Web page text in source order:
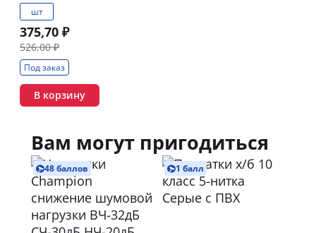
шт
375,70 ₽
526,00 ₽
Под заказ
В корзину
Вам могут пригодиться
48 баллов 1 балл